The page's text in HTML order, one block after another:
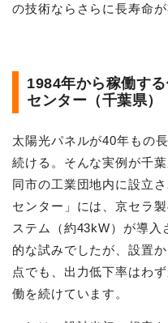
の技術ならさらに長寿命
1984年から稼働す
センター（千葉県）
太陽光パネルが40年もの
続ける。そんな実例が千
同市の工業団地内に設立
センター」には、京セラ
ステム（約43kW）が導入
的な試みでしたが、設置
点でも、出力低下率はわ
働を続けています。